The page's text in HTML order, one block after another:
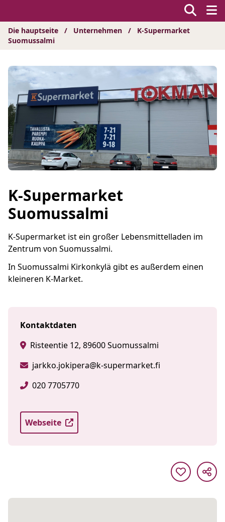
Die hauptseite / Unternehmen /
K-Supermarket
Suomussalmi
K-Supermarket
Suomussalmi
K-Supermarket ist ein großer Lebensmittelladen im
Zentrum von Suomussalmi.
In Suomussalmi Kirkonkylä gibt es außerdem einen
kleineren K-Market.
Kontaktdaten
Risteentie 12, 89600 Suomussalmi
jarkko.jokipera@k-supermarket.fi
020 7705770
Webseite